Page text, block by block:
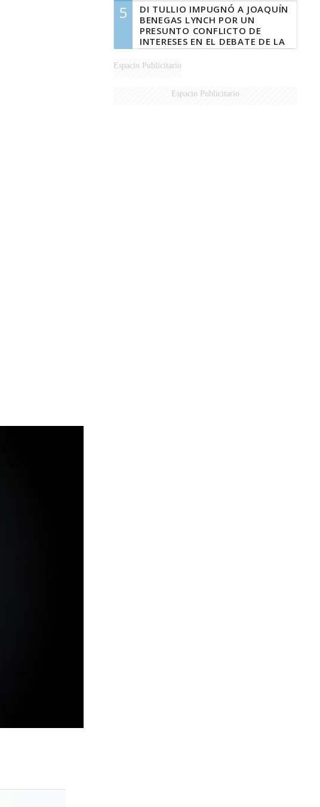
5
DI TULLIO IMPUGNÓ A JOAQUÍN
BENEGAS LYNCH POR UN
PRESUNTO CONFLICTO DE
INTERESES EN EL DEBATE DE LA
LEY DE TIERRAS
Espacio Publicitario
Espacio Publicitario